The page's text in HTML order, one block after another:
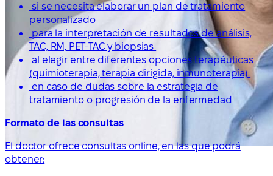
si se necesita elaborar un plan de tratamiento
personalizado
para la interpretación de resultados de análisis,
TAC, RM, PET-TAC y biopsias
al elegir entre diferentes opciones terapéuticas
(quimioterapia, terapia dirigida, inmunoterapia)
en caso de dudas sobre la estrategia de
tratamiento o progresión de la enfermedad
Formato de las consultas
El doctor ofrece consultas online, en las que podrá
obtener: